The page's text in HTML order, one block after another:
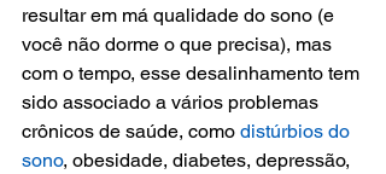
resultar em má qualidade do sono (e
você não dorme o que precisa), mas
com o tempo, esse desalinhamento tem
sido associado a vários problemas
crônicos de saúde, como distúrbios do
sono, obesidade, diabetes, depressão,